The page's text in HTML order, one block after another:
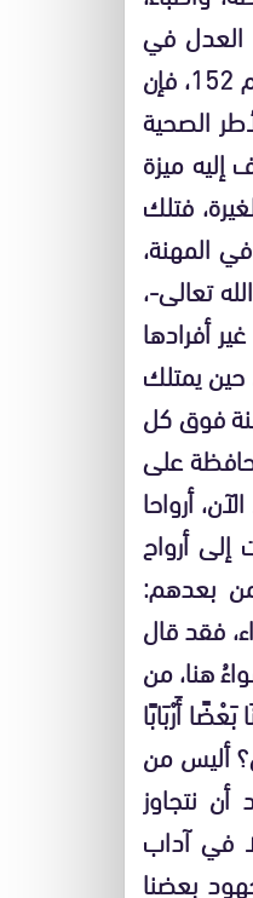
العدل في
القول مأمورا به في قوله تعالى: » و وَإِذَا قُلْتُمْ فَاعْدِلُوا وَلَوْ كَانَ ذَا قُرْبَى « الأنعام 152، فإن
الصحية
إليه ميزة
فتلك
المهنة،
تعالى-،
أفرادها
يمتلك
فوق كل
على
أرواحا
أرواح
من بعدهم:
فقد قال
هنا، من
أَرْبَابًا
أليس من
نتجاوز
في آداب
بعضنا